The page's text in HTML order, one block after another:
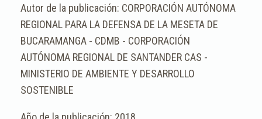
CORPORACIÓN AUTÓNOMA
REGIONAL PARA LA DEFENSA DE LA MESETA DE
BUCARAMANGA - CDMB - CORPORACIÓN
AUTÓNOMA REGIONAL DE SANTANDER CAS -
MINISTERIO DE AMBIENTE Y DESARROLLO
SOSTENIBLE